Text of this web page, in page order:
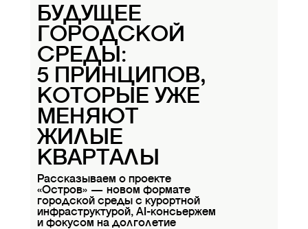
БУДУЩЕЕ
ГОРОДСКОЙ
СРЕДЫ:
5 ПРИНЦИПОВ,
КОТОРЫЕ УЖЕ
МЕНЯЮТ
ЖИЛЫЕ
КВАРТАЛЫ
Рассказываем о проекте
«Остров» — новом формате
городской среды с курортной
инфраструктурой, AI-консьержем
и фокусом на долголетие